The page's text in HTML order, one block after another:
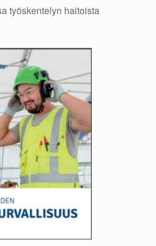
työskentelyn haitoista